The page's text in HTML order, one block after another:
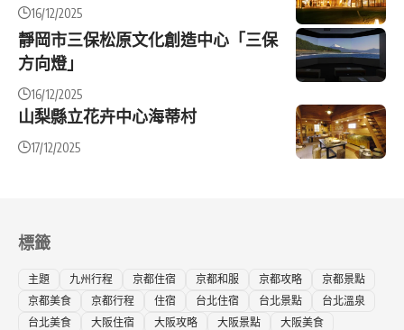
16/12/2025
靜岡市三保松原文化創造中心「三保
方向燈」
16/12/2025
山梨縣立花卉中心海蒂村
17/12/2025
標籤
主題 九州行程 京都住宿 京都和服 京都攻略
京都景點
京都美食
京都行程 住宿 台北住宿 台北景點
台北溫泉
台北美食
大阪住宿 大阪攻略 大阪景點
大阪美食